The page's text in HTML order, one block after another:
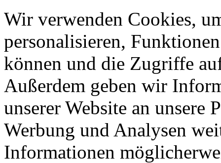
Wir verwenden Cookies,
personalisieren,
können und die Zugriffe
Außerdem geben wir
unserer Website an unsere
Werbung und Analysen
Informationen